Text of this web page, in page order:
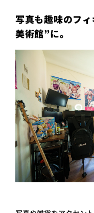
写真も趣味のフ
美術館”に。